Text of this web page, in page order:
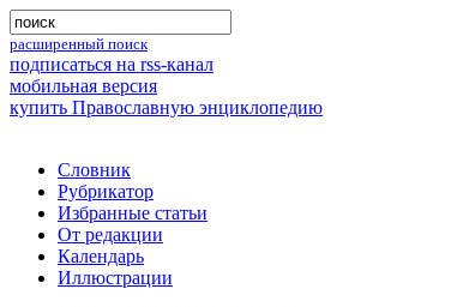
расширенный поиск
подписаться на rss-канал
мобильная версия
купить Православную энциклопедию
Словник
Рубрикатор
Избранные статьи
От редакции
Календарь
Иллюстрации